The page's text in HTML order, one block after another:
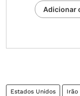
Adicionar
Estados Unidos Irão